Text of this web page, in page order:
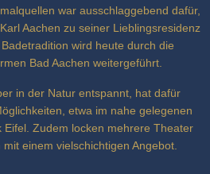
war ausschlaggebend dafür,
Aachen zu seiner Lieblingsresidenz
wird heute durch die
Bad Aachen weitergeführt.
in der Natur entspannt, hat dafür
etwa im nahe gelegenen
Eifel. Zudem locken mehrere Theater
einem vielschichtigen Angebot.